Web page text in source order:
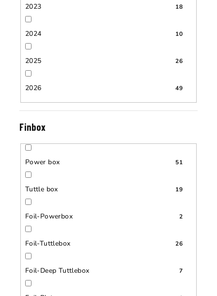
2023 18
2024 10
2025 26
2026 49
Finbox
Power box 51
Tuttle box 19
Foil-Powerbox 2
Foil-Tuttlebox 26
Foil-Deep Tuttlebox 7